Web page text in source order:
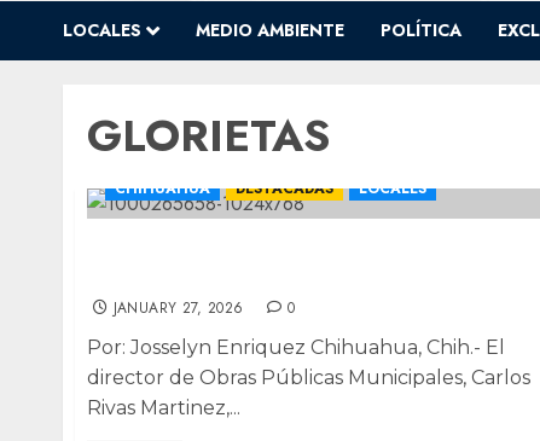
LOCALES MEDIO AMBIENTE POLÍTICA
GLORIETAS
CHIHUAHUA DESTACADAS LOCALES
JANUARY 27, 2026 0
Por: Josselyn Enriquez Chihuahua, Chih.- El
director de Obras Públicas Municipales, Carlos
Rivas Martinez,...